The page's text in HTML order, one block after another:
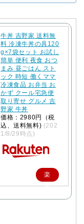
牛丼 吉野家 送料無
料 冷凍牛丼の具120
g×7袋セット お試し
簡単 便利 夜食 おつ
まみ 昼ごはん スト
ック 時短 働くママ
冷凍食品 お弁当 お
かず クール宅急便
取り寄せ グルメ 吉
野家 牛丼
価格：2980円（税
込、送料無料) (202
1/8/29時点)
楽
天
で